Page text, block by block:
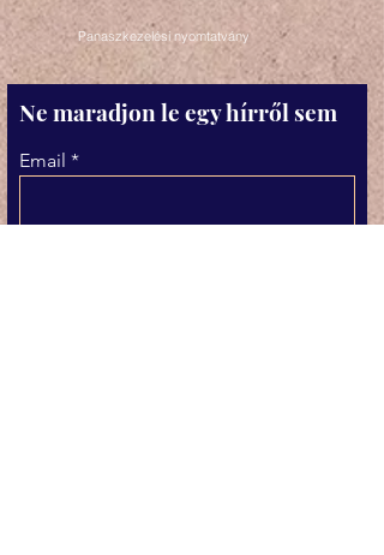
Panaszkezelési nyomtatvány
Ne maradjon le egy hírről sem
Email